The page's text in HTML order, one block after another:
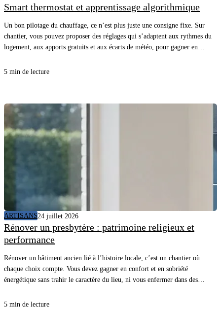
Smart thermostat et apprentissage algorithmique
Un bon pilotage du chauffage, ce n’est plus juste une consigne fixe. Sur
chantier, vous pouvez proposer des réglages qui s’adaptent aux rythmes du
logement, aux apports gratuits et aux écarts de météo, pour gagner en
et quelles données il utilise, vous évitez les promesses floues, vous posez les
5 min de lecture
ARTISANS24 juillet 2026
Rénover un presbytère : patrimoine religieux et
performance
Rénover un bâtiment ancien lié à l’histoire locale, c’est un chantier où
chaque choix compte. Vous devez gagner en confort et en sobriété
énergétique sans trahir le caractère du lieu, ni vous enfermer dans des
avancez vite, proprement, et vous sécurisez le résultat.
5 min de lecture